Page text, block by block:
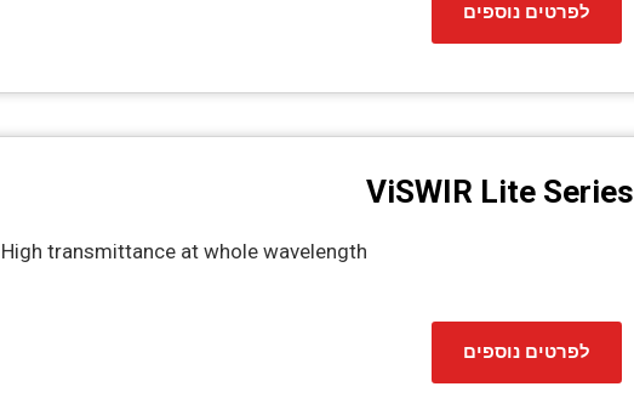
לפרטים נוספים
ViSWIR Lite Series
High transmittance at whole wavelength
לפרטים נוספים